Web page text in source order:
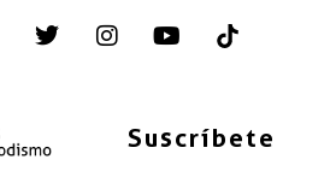
Suscríbete